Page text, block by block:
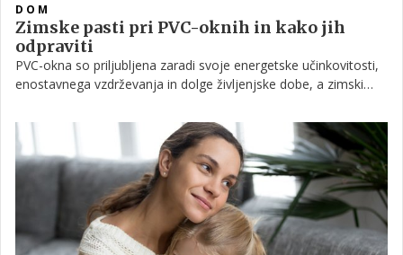
DOM
Zimske pasti pri PVC-oknih in kako jih
odpraviti
PVC-okna so priljubljena zaradi svoje energetske učinkovitosti,
enostavnega vzdrževanja in dolge življenjske dobe, a zimski